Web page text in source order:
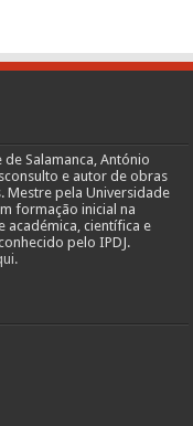
Salamanca, António
e autor de obras
Mestre pela Universidade
formação inicial na
académica, científica e
pelo IPDJ.